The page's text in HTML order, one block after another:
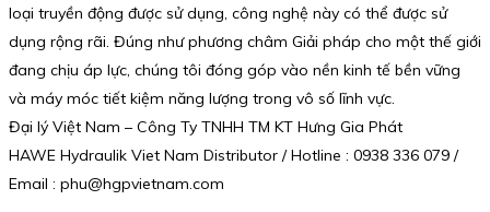
loại truyền động được sử dụng, công nghệ này có thể được sử
dụng rộng rãi. Đúng như phương châm Giải pháp cho một thế giới
đang chịu áp lực, chúng tôi đóng góp vào nền kinh tế bền vững
và máy móc tiết kiệm năng lượng trong vô số lĩnh vực.
Đại lý Việt Nam – Công Ty TNHH TM KT Hưng Gia Phát
HAWE Hydraulik Viet Nam Distributor / Hotline : 0938 336 079 /
Email : phu@hgpvietnam.com